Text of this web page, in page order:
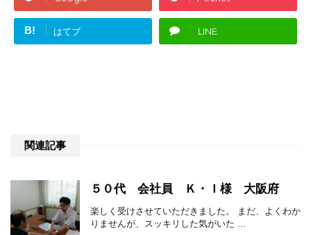
B! はてブ LINE
関連記事
５０代 会社員 Ｋ・Ｉ様 大阪府
楽しく受けさせていただきました。 まだ、よくわか
りませんが、スッキリした気がいた ...